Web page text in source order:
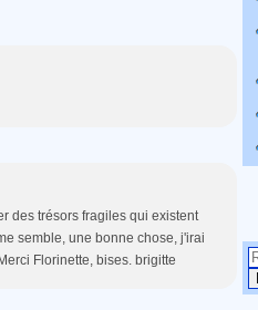
des trésors fragiles qui existent
semble, une bonne chose, j'irai
Florinette, bises. brigitte